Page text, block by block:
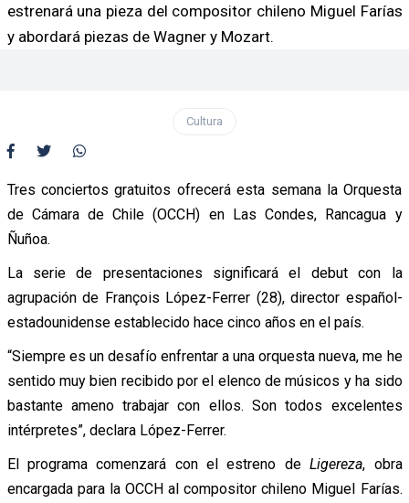
estrenará una pieza del compositor chileno Miguel Farías
y abordará piezas de Wagner y Mozart.
Cultura
Tres conciertos gratuitos ofrecerá esta semana la Orquesta
de Cámara de Chile (OCCH) en Las Condes, Rancagua y
Ñuñoa.
La serie de presentaciones significará el debut con la
agrupación de François López-Ferrer (28), director español-
estadounidense establecido hace cinco años en el país.
“Siempre es un desafío enfrentar a una orquesta nueva, me he
sentido muy bien recibido por el elenco de músicos y ha sido
bastante ameno trabajar con ellos. Son todos excelentes
intérpretes”, declara López-Ferrer.
El programa comenzará con el estreno deLigereza, obra
encargada para la OCCH al compositor chileno Miguel Farías.